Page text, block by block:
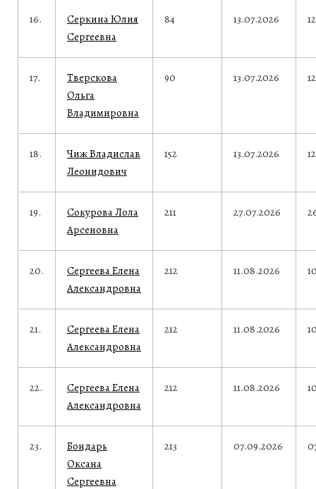
16.
Серкина Юлия
Сергеевна
84 13.07.2026
17.
Тверскова
Ольга
Владимировна
90 13.07.2026
18.
Чиж Владислав
Леонидович
152 13.07.2026
19.
Сокурова Лола
Арсеновна
211 27.07.2026
20.
Сергеева Елена
Александровна
212 11.08.2026
21.
Сергеева Елена
Александровна
212 11.08.2026
22.
Сергеева Елена
Александровна
212 11.08.2026
23.
Бондарь
Оксана
Сергеевна
213 07.09.2026